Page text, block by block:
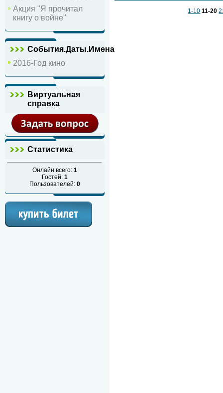
Акция "Я прочитал
книгу о войне"
События.Даты.Имена
2016-Год кино
Виртуальная
справка
Статистика
Онлайн всего: 1
Гостей: 1
Пользователей: 0
1-10 11-20